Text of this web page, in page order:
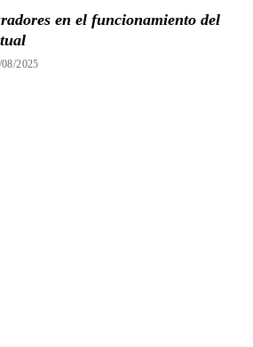
en el funcionamiento del
2025